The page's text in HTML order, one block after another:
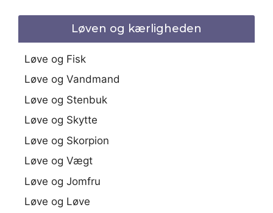
Løven og kærligheden
Løve og Fisk
Løve og Vandmand
Løve og Stenbuk
Løve og Skytte
Løve og Skorpion
Løve og Vægt
Løve og Jomfru
Løve og Løve